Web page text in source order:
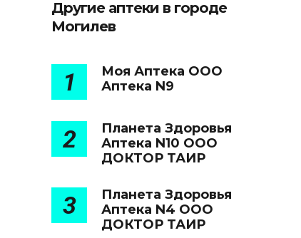
Другие аптеки в городе
Могилев
1
Моя Аптека ООО
Аптека N9
2
Планета Здоровья
Аптека N10 ООО
ДОКТОР ТАИР
3
Планета Здоровья
Аптека N4 ООО
ДОКТОР ТАИР